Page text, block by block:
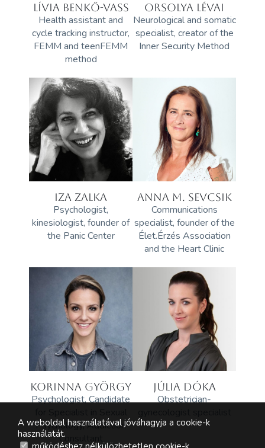
LÍVIA BENKŐ-VASS
Health assistant and
cycle tracking instructor,
FEMM and teenFEMM
method
ORSOLYA LÉVAI
Neurological and somatic
specialist, creator of the
Inner Security Method
IZA ZALKA
Psychologist,
kinesiologist, founder of
the Panic Center
ANNA M. SEVCSIK
Communications
specialist, founder of the
Élet.Érzés Association
and the Heart Clinic
KORINNA GYÖRGY
Psychologist, Candidate
Psychology, Addiction
Consultant
JÚLIA DÓKA
Obstetrician-
A weboldal használatával jóváhagyja a cookie-k
használatát.